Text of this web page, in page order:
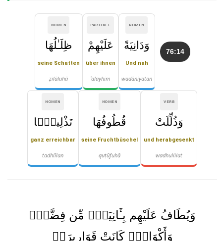
76:14
NOMEN
وَدَانِيَةً
Und nah
wadāniyatan
PARTIKEL
عَلَيْهِمْ
über ihnen
ʿalayhim
NOMEN
ظِلَـٰلُهَا
seine Schatten
ẓilāluhā
VERB
وَذُلِّلَتْ
und herabgesenkt
wadhullilat
NOMEN
قُطُوفُهَا
seine Fruchtbüschel
quṭūfuhā
NOMEN
تَذْلِيلًۭا
ganz erreichbar
tadhlīlan
وَيُطَافُ عَلَيْهِم بِـَٔانِيَةٍۢ مِّن فِضَّةٍۢ
وَأَكْوَابٍۢ كَانَتْ قَوَارِيرَا۠